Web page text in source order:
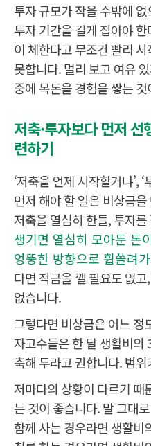
투자 규모가 작을 수밖에
투자 기간을 길게 잡아야
이 체한다고 무조건 빨리
못합니다. 멀리 보고 여유
중에 목돈을 경험을 쌓는
저축·투자보다 먼저
련하기
‘저축을 언제 시작할거냐’,
먼저 해야 할 일은 비상금
저축을 열심히 한들, 투자를
생기면 열심히 모아둔 돈
엉뚱한 방향으로 휩쓸려
다면 적금을 깰 필요도 없
없습니다.
그렇다면 비상금은 어느 정
자고수들은 한 달 생활비의
축해 두라고 권합니다. 범
저마다의 상황이 다르기 때
는 것이 좋습니다. 말 그대
함께 사는 경우라면 생활비